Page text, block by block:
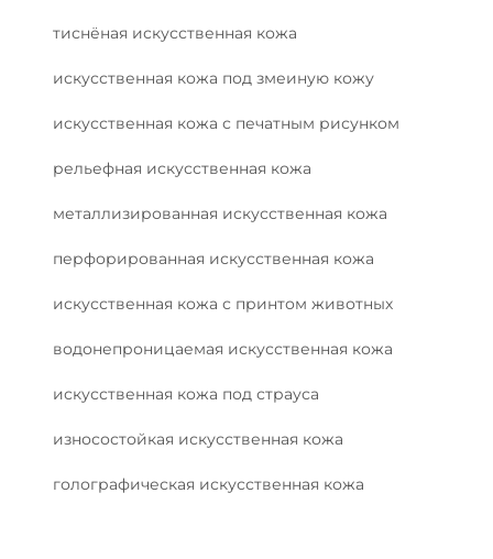
тиснёная искусственная кожа
искусственная кожа под змеиную кожу
искусственная кожа с печатным рисунком
рельефная искусственная кожа
металлизированная искусственная кожа
перфорированная искусственная кожа
искусственная кожа с принтом животных
водонепроницаемая искусственная кожа
искусственная кожа под страуса
износостойкая искусственная кожа
голографическая искусственная кожа